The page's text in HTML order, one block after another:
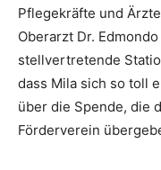
Pflegekräfte und
Oberarzt Dr.
stellvertretende
dass Mila sich so toll
über die Spende, die
Förderverein